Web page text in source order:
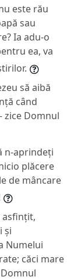
este rău
sau
Ia adu-o
ea, va
să aibă
când
zice Domnul
n-aprindeți
plăcere
de mâncare
asfințit,
și
Numelui
căci mare